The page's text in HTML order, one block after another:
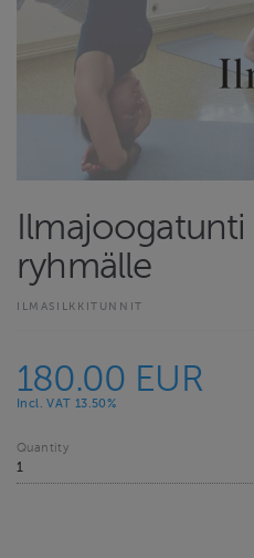
ryhmälle
ILMASILKKITUNNIT
180.00 EUR
Incl. VAT 13.50%
Quantity